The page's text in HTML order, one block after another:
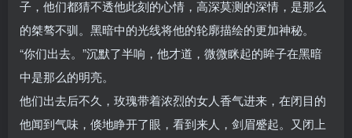
子，他们都猜不透他此刻的心情，高深莫测的深情，是那么
的桀骜不驯。黑暗中的光线将他的轮廓描绘的更加神秘。
“你们出去。”沉默了半响，他才道，微微眯起的眸子在黑暗
中是那么的明亮。
他们出去后不久，玫瑰带着浓烈的女人香气进来，在闭目的
他闻到气味，倏地睁开了眼，看到来人，剑眉蹙起。又闭上